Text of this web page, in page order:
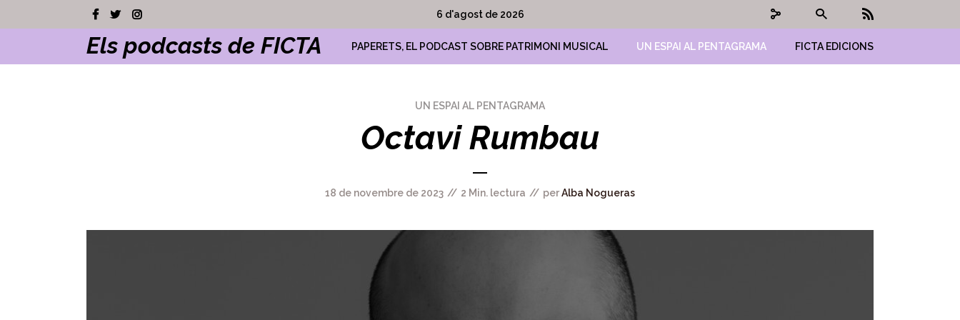
6 d'agost de 2026
Els podcasts de FICTA PAPERETS, EL PODCAST SOBRE PATRIMONI MUSICAL UN ESPAI AL PENTAGRAMA FICTA EDICIONS
UN ESPAI AL PENTAGRAMA
Octavi Rumbau
18 de novembre de 2023 2 Min. lectura perAlba Nogueras